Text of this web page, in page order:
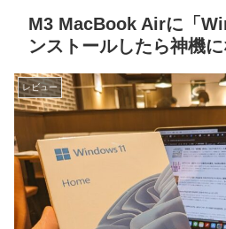
M3 MacBook Airに「
ンストールしたら神機
レビュー